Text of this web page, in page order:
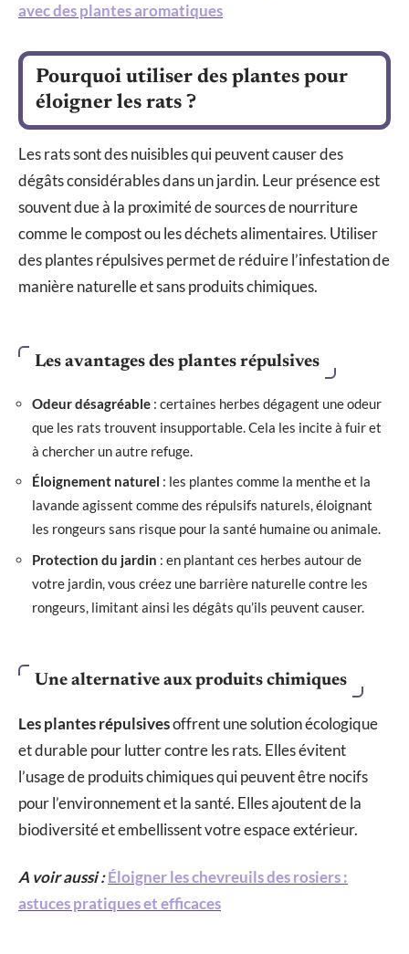
avec des plantes aromatiques
Pourquoi utiliser des plantes pour
éloigner les rats ?
Les rats sont des nuisibles qui peuvent causer des
dégâts considérables dans un jardin. Leur présence est
souvent due à la proximité de sources de nourriture
comme le compost ou les déchets alimentaires. Utiliser
des plantes répulsives permet de réduire l’infestation de
manière naturelle et sans produits chimiques.
Les avantages des plantes répulsives
Odeur désagréable : certaines herbes dégagent une odeur
que les rats trouvent insupportable. Cela les incite à fuir et
à chercher un autre refuge.
Éloignement naturel : les plantes comme la menthe et la
lavande agissent comme des répulsifs naturels, éloignant
les rongeurs sans risque pour la santé humaine ou animale.
Protection du jardin : en plantant ces herbes autour de
votre jardin, vous créez une barrière naturelle contre les
rongeurs, limitant ainsi les dégâts qu’ils peuvent causer.
Une alternative aux produits chimiques
Les plantes répulsivesoffrent une solution écologique
et durable pour lutter contre les rats. Elles évitent
l’usage de produits chimiques qui peuvent être nocifs
pour l’environnement et la santé. Elles ajoutent de la
biodiversité et embellissent votre espace extérieur.
A voir aussi :Éloigner les chevreuils des rosiers :
astuces pratiques et efficaces